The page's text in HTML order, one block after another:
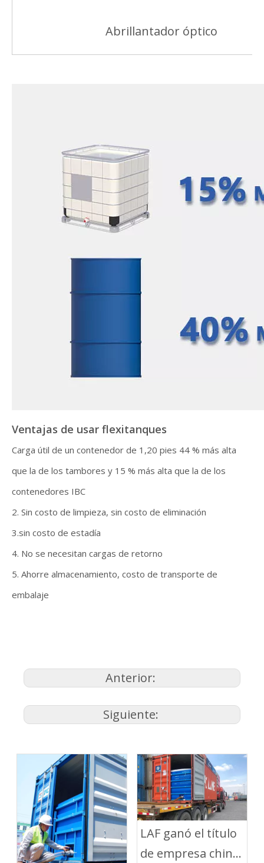
Abrillantador óptico
Ventajas de usar flexitanques
Carga útil de un contenedor de 1,20 pies 44 % más alta
que la de los tambores y 15 % más alta que la de los
contenedores IBC
2. Sin costo de limpieza, sin costo de eliminación
3.sin costo de estadía
4. No se necesitan cargas de retorno
5. Ahorre almacenamiento, costo de transporte de
embalaje
Anterior:
Siguiente:
LAF ganó el título
de empresa china